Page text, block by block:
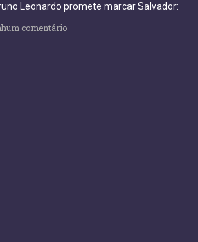
Leonardo promete marcar Salvador:
comentário